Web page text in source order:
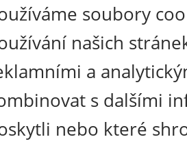
soubory
našich
a
s dalšími
nebo které